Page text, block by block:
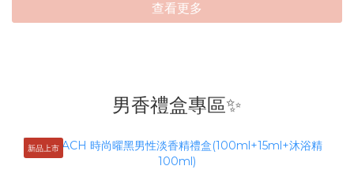
查看更多
男香禮盒專區✨
新品上市